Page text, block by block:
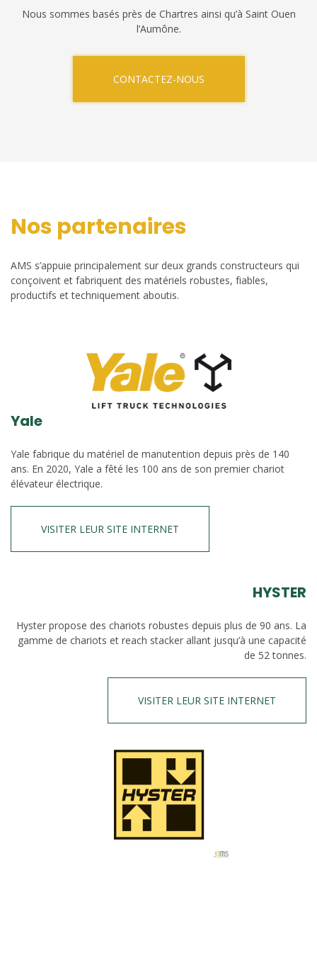
Nous sommes basés près de Chartres ainsi qu’à Saint Ouen
l’Aumône.
CONTACTEZ-NOUS
Nos partenaires
AMS s’appuie principalement sur deux grands constructeurs qui
conçoivent et fabriquent des matériels robustes, fiables,
productifs et techniquement aboutis.
Yale
Yale fabrique du matériel de manutention depuis près de 140
ans. En 2020, Yale a fêté les 100 ans de son premier chariot
élévateur électrique.
VISITER LEUR SITE INTERNET
HYSTER
Hyster propose des chariots robustes depuis plus de 90 ans. La
gamme de chariots et reach stacker allant jusqu’à une capacité
de 52 tonnes.
VISITER LEUR SITE INTERNET